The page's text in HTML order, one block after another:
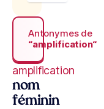
Antonymes de
“amplification“
amplification
nom
féminin